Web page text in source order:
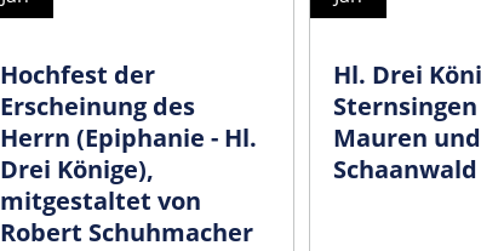
Hochfest der
Erscheinung des
Herrn (Epiphanie - Hl.
Drei Könige),
mitgestaltet von
Robert Schuhmacher
Hl. Drei
Mauren und
Schaanwald